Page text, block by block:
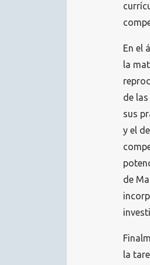
En el
la
de
sus
y el
de
la